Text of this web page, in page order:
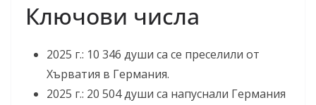
Ключови числа
2025 г.: 10 346 души са се преселили от
Хърватия в Германия.
2025 г.: 20 504 души са напуснали Германия